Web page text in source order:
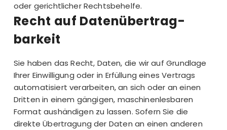
oder gerichtlicher Rechtsbehelfe.
Recht auf Daten­übertrag­
barkeit
Sie haben das Recht, Daten, die wir auf Grundlage
Ihrer Einwilligung oder in Erfüllung eines Vertrags
automatisiert verarbeiten, an sich oder an einen
Dritten in einem gängigen, maschinenlesbaren
Format aushändigen zu lassen. Sofern Sie die
direkte Übertragung der Daten an einen anderen